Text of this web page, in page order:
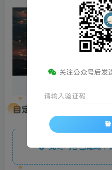
自定义css代码
此处内容已隐藏，
关注公众号后发
请输入验证码